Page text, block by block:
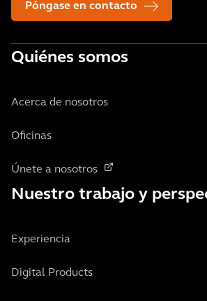
Póngase en contacto
Quiénes somos
Acerca de nosotros
Oficinas
Únete a nosotros
Nuestro trabajo y
Experiencia
Digital Products